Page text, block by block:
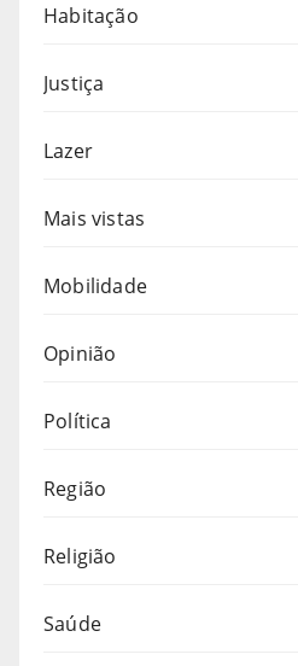
Habitação
Justiça
Lazer
Mais vistas
Mobilidade
Opinião
Política
Região
Religião
Saúde